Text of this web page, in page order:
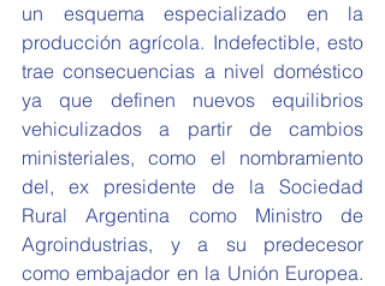
un esquema especializado en la
producción agrícola. Indefectible, esto
trae consecuencias a nivel doméstico
ya que definen nuevos equilibrios
vehiculizados a partir de cambios
ministeriales, como el nombramiento
del, ex presidente de la Sociedad
Rural Argentina como Ministro de
Agroindustrias, y a su predecesor
como embajador en la Unión Europea.